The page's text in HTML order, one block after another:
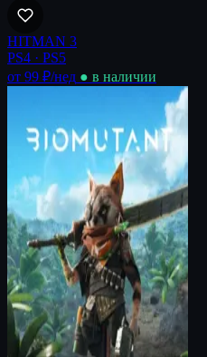
HITMAN 3
PS4 · PS5
от 99 ₽/нед ● в наличии